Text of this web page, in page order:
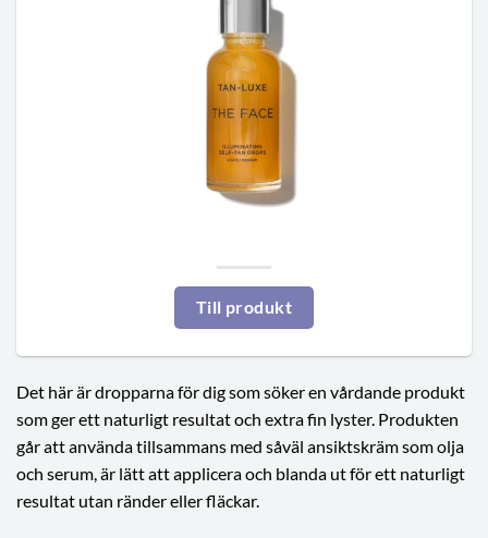
Det här är dropparna för dig som söker en vårdande produkt
som ger ett naturligt resultat och extra fin lyster. Produkten
går att använda tillsammans med såväl ansiktskräm som olja
och serum, är lätt att applicera och blanda ut för ett naturligt
resultat utan ränder eller fläckar.
Till produkt